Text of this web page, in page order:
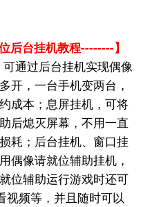
后台挂机教程--------】
通过后台挂机实现偶像
开，一台手机变两台，
成本；息屏挂机，可将
后熄灭屏幕，不用一直
耗；后台挂机、窗口挂
偶像请就位辅助挂机，
位辅助运行游戏时还可
视频等，并且随时可以